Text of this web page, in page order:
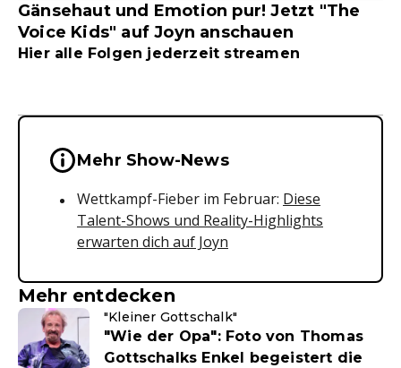
Gänsehaut und Emotion pur! Jetzt "The
Voice Kids" auf Joyn anschauen
Hier alle Folgen jederzeit streamen
Wichtige Hinweise &
Mehr Show-News
Wettkampf-Fieber im Februar: Diese
Talent-Shows und Reality-Highlights
erwarten dich auf Joyn
Mehr entdecken
"Kleiner Gottschalk"
"Wie der Opa": Foto von Thomas
Gottschalks Enkel begeistert die